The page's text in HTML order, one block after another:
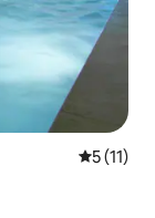
平均评分
5 (11)